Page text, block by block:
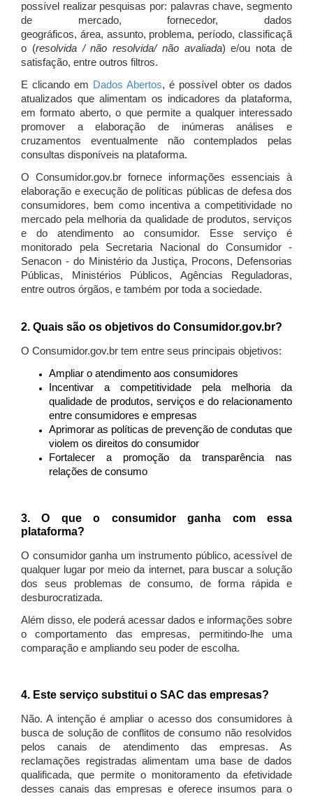
possível realizar pesquisas por: palavras chave, segmento
de mercado, fornecedor, dados
geográficos, área, assunto, problema, período, classificaçã
o (resolvida / não resolvida/ não avaliada) e/ou nota de
satisfação, entre outros filtros.
E clicando em Dados Abertos, é possível obter os dados
atualizados que alimentam os indicadores da plataforma,
em formato aberto, o que permite a qualquer interessado
promover a elaboração de inúmeras análises e
cruzamentos eventualmente não contemplados pelas
consultas disponíveis na plataforma.
O Consumidor.gov.br fornece informações essenciais à
elaboração e execução de políticas públicas de defesa dos
consumidores, bem como incentiva a competitividade no
mercado pela melhoria da qualidade de produtos, serviços
e do atendimento ao consumidor. Esse serviço é
monitorado pela Secretaria Nacional do Consumidor -
Senacon - do Ministério da Justiça, Procons, Defensorias
Públicas, Ministérios Públicos, Agências Reguladoras,
entre outros órgãos, e também por toda a sociedade.
2. Quais são os objetivos do Consumidor.gov.br?
O Consumidor.gov.br tem entre seus principais objetivos:
Ampliar o atendimento aos consumidores
Incentivar a competitividade pela melhoria da
qualidade de produtos, serviços e do relacionamento
entre consumidores e empresas
Aprimorar as políticas de prevenção de condutas que
violem os direitos do consumidor
Fortalecer a promoção da transparência nas
relações de consumo
3. O que o consumidor ganha com essa
plataforma?
O consumidor ganha um instrumento público, acessível de
qualquer lugar por meio da internet, para buscar a solução
dos seus problemas de consumo, de forma rápida e
desburocratizada.
Além disso, ele poderá acessar dados e informações sobre
o comportamento das empresas, permitindo-lhe uma
comparação e ampliando seu poder de escolha.
4. Este serviço substitui o SAC das empresas?
Não. A intenção é ampliar o acesso dos consumidores à
busca de solução de conflitos de consumo não resolvidos
pelos canais de atendimento das empresas. As
reclamações registradas alimentam uma base de dados
qualificada, que permite o monitoramento da efetividade
desses canais das empresas e oferece insumos para o